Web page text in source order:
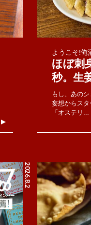
ようこそ!俺
ほぼ刺
秒。生
もし、あの
妄想からス
「オステリ...
2026.8.2